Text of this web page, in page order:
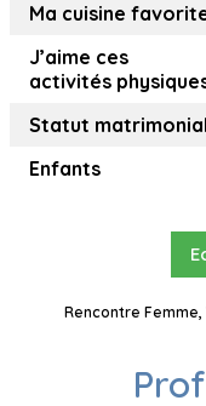
Ma cuisine
J’aime ces
activités
Statut matrimonial
Enfants
Rencontre Femme,